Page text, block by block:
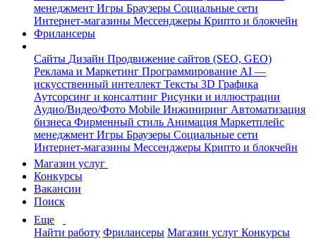
менеджмент Игры Браузеры Социальные сети
Интернет-магазины Мессенджеры Крипто и блокчейн
Фрилансеры
Сайты Дизайн Продвижение сайтов (SEO, GEO)
Реклама и Маркетинг Программирование AI —
искусственный интеллект Тексты 3D Графика
Аутсорсинг и консалтинг Рисунки и иллюстрации
Аудио/Видео/Фото Mobile Инжиниринг Автоматизация
бизнеса Фирменный стиль Анимация Маркетплейс
менеджмент Игры Браузеры Социальные сети
Интернет-магазины Мессенджеры Крипто и блокчейн
Магазин услуг
Конкурсы
Вакансии
Поиск
Еще
Найти работу Фрилансеры Магазин услуг Конкурсы